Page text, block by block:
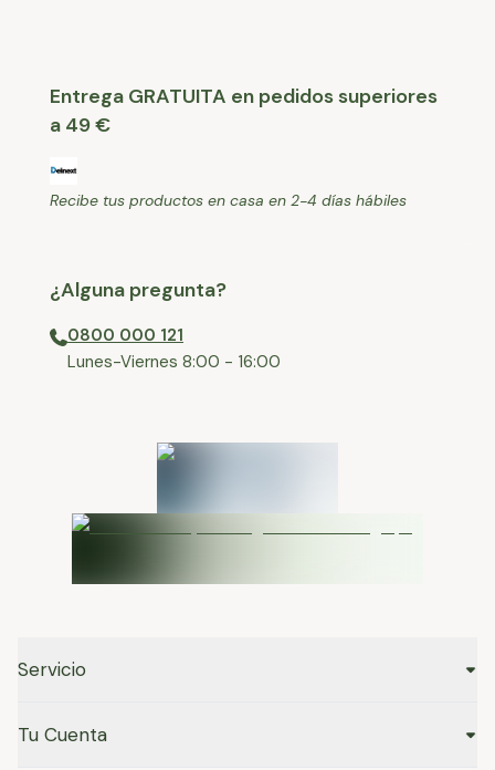
Entrega GRATUITA en pedidos superiores
a 49 €
Recibe tus productos en casa en 2-4 días hábiles
¿Alguna pregunta?
0800 000 121
⁠Lunes-Viernes 8:00 - 16:00
Servicio
Tu Cuenta